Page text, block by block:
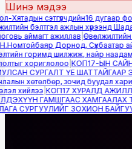
Шинэ мэдээ
сэтгүүлчдийн16 дугаар
бэлтгэл ажлын хүрээнд
аймагт ажиллав|Өвөлжилтийн
Дорнод, Сүхбаатар
горимд шилжиж, найр наадам,
хориглолоо|КОП17-ЫН
СУРГАЛТ ҮЕ ШАТТАЙГААР
хөтөлбөр, зочид буудал
хийлээ|КОП17 ХУРАЛД
ГАМШГААС ХАМГААЛАХ
СУРГУУЛИЙГ ЗОХИОН